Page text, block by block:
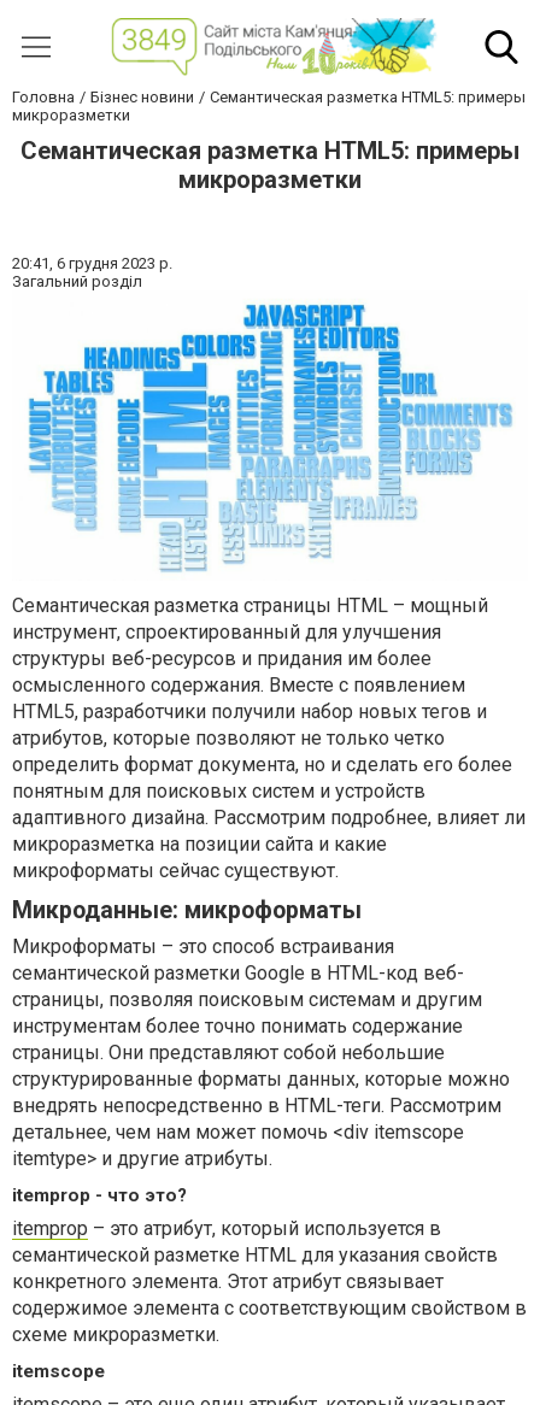
Головна Бізнес новини
Семантическая разметка HTML5: примеры
микроразметки
Семантическая разметка HTML5: примеры
микроразметки
20:41, 6 грудня 2023 р.
Загальний розділ
Семантическая разметка страницы HTML – мощный
инструмент, спроектированный для улучшения
структуры веб-ресурсов и придания им более
осмысленного содержания. Вместе с появлением
HTML5, разработчики получили набор новых тегов и
атрибутов, которые позволяют не только четко
определить формат документа, но и сделать его более
понятным для поисковых систем и устройств
адаптивного дизайна. Рассмотрим подробнее, влияет ли
микроразметка на позиции сайта и какие
микроформаты сейчас существуют.
Микроданные: микроформаты
Микроформаты – это способ встраивания
семантической разметки Google в HTML-код веб-
страницы, позволяя поисковым системам и другим
инструментам более точно понимать содержание
страницы. Они представляют собой небольшие
структурированные форматы данных, которые можно
внедрять непосредственно в HTML-теги. Рассмотрим
детальнее, чем нам может помочь <div itemscope
itemtype> и другие атрибуты.
itemprop - что это?
itemprop – это атрибут, который используется в
семантической разметке HTML для указания свойств
конкретного элемента. Этот атрибут связывает
содержимое элемента с соответствующим свойством в
схеме микроразметки.
itemscope